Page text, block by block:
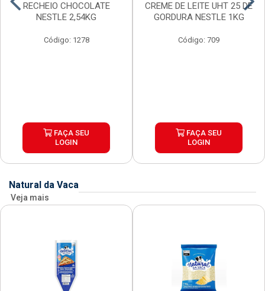
RECHEIO CHOCOLATE
NESTLE 2,54KG
Código: 1278
FAÇA SEU
LOGIN
CREME DE LEITE UHT 25 DE
GORDURA NESTLE 1KG
Código: 709
FAÇA SEU
LOGIN
Natural da Vaca
Veja mais